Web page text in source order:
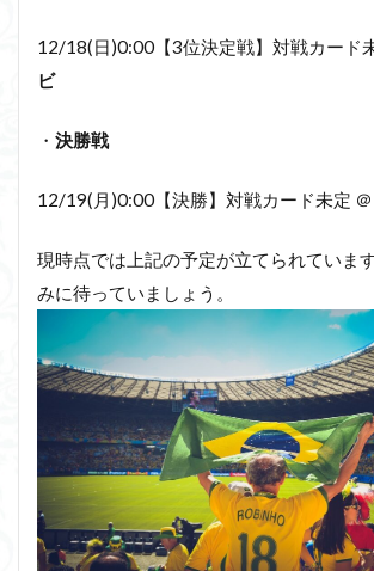
12/18(日)0:00【3位決定戦】対戦カード
ビ
・ 決勝戦
12/19(月)0:00【決勝】対戦カード未定 ＠
現時点では上記の予定が立てられていま
みに待っていましょう。